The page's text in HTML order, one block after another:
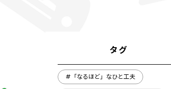
タグ
#「なるほど」なひと工夫